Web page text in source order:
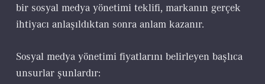
bir sosyal medya yönetimi teklifi, markanın gerçek
ihtiyacı anlaşıldıktan sonra anlam kazanır.
Sosyal medya yönetimi fiyatlarını belirleyen başlıca
unsurlar şunlardır: